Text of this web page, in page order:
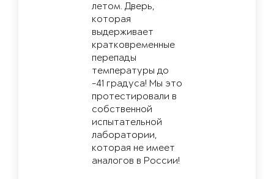
летом. Дверь,
которая
выдерживает
кратковременные
перепады
температуры до
-41 градуса! Мы это
протестировали в
собственной
испытательной
лаборатории,
которая не имеет
аналогов в России!